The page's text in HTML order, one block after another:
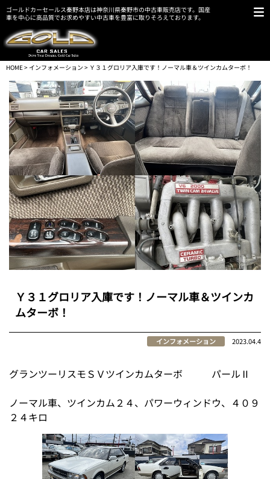
ゴールドカーセールス秦野本店は神奈川県秦野市の中古車販売店です。国産
車を中心に高品質でお求めやすい中古車を豊富に取りそろえております。
HOME> インフォメーション > Ｙ３１グロリア入庫です！ノーマル車＆ツインカムターボ！
Ｙ３１グロリア入庫です！ノーマル車＆ツインカ
ムターボ！
インフォメーション 2023.04.4
グランツーリスモＳＶツインカムターボ パールⅡ
ノーマル車、ツインカム２４、パワーウィンドウ、４０９
２４キロ